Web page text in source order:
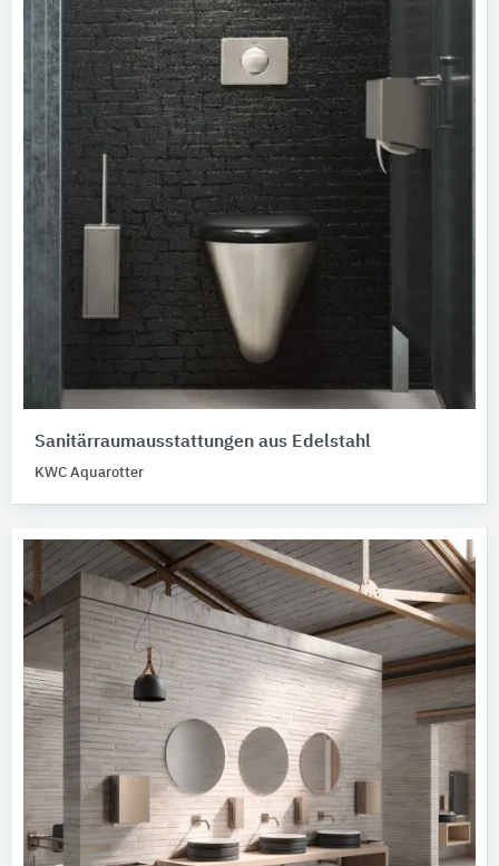
Sanitärraumausstattungen aus Edelstahl
KWC Aquarotter